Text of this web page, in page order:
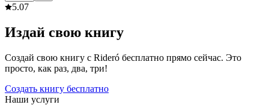
5.07
Издай свою книгу
Создай свою книгу с Rideró бесплатно прямо сейчас. Это
просто, как раз, два, три!
Создать книгу бесплатно
Наши услуги